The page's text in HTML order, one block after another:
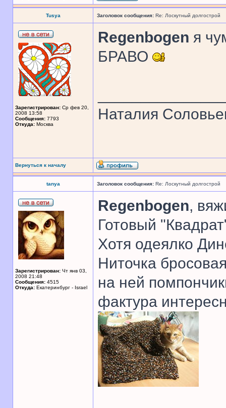
Tusya Заголовок сообщения: Re: Лоскутный долгострой
Зарегистрирован: Ср фев 20,
2008 13:58
Сообщения: 7793
Откуда: Москва
Regenbogen я
БРАВО
Наталия
Вернуться к началу
tanya Заголовок сообщения: Re: Лоскутный долгострой
Зарегистрирован: Чт янв 03,
2008 21:48
Сообщения: 4515
Откуда: Екатеринбург - Israel
Regenbogen,
Готовый
Хотя одеялко
Ниточка
на ней
фактура